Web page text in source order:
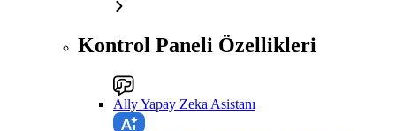
Kontrol Paneli Özellikleri
Ally Yapay Zeka Asistanı